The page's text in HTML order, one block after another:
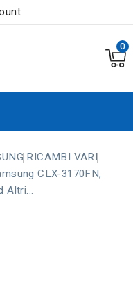
0
RICAMBI VARI
CLX-3170FN,
Altri...